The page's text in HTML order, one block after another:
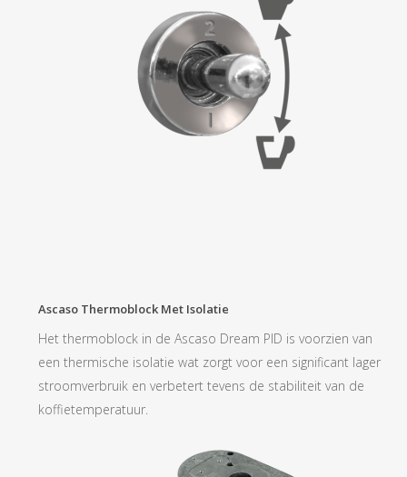
Ascaso Thermoblock Met Isolatie
Het thermoblock in de Ascaso Dream PID is voorzien van
een thermische isolatie wat zorgt voor een significant lager
stroomverbruik en verbetert tevens de stabiliteit van de
koffietemperatuur.